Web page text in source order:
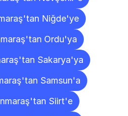
Niğde'ye
Ordu'ya
Sakarya'ya
Samsun'a
Siirt'e